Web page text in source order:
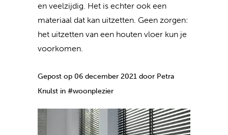
en veelzijdig. Het is echter ook een
materiaal dat kan uitzetten. Geen zorgen:
het uitzetten van een houten vloer kun je
voorkomen.
Gepost op 06 december 2021 door Petra
Knulst in #woonplezier